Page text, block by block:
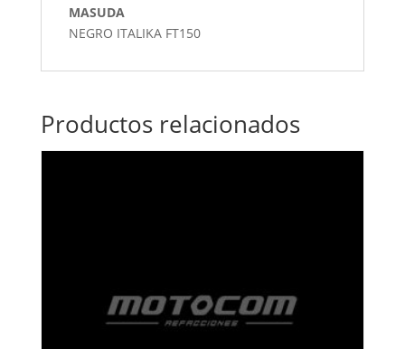
MASUDA
NEGRO ITALIKA FT150
Productos relacionados